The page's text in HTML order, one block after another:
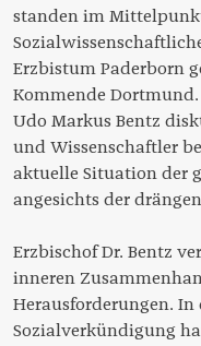
standen im
Erzbistum Paderborn
Kommende
Udo Markus Bentz
und Wissenschaftler
aktuelle Situation der
angesichts der
Erzbischof Dr. Bentz
inneren
Herausforderungen.
Sozialverkündigung